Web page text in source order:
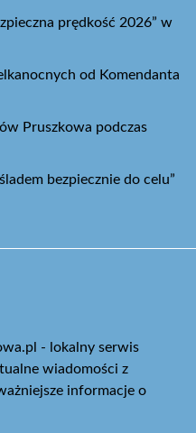
prędkość 2026” w
od Komendanta
Pruszkowa podczas
bezpiecznie do celu”
- lokalny serwis
wiadomości z
informacje o